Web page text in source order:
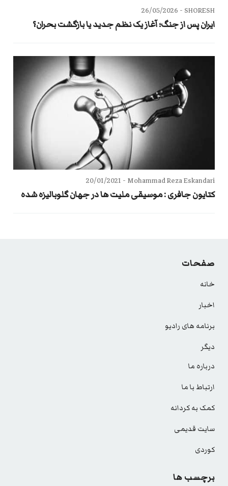
SHORESH -
26/05/2026
ایران پس از جنگ؛ آغاز یک نظم جدید یا بازگشت بحران؟
Mohammad Reza Eskandari -
20/01/2021
کتایون جافری : موسیقی ملیت ها در جهان گلوبالیزه شده
صفحات
خانه
اخبار
برنامه های رادیو
دیگر
درباره ما
ارتباط با ما
کمک به کردانه
سایت قدیمی
کوردی
برچسب ها